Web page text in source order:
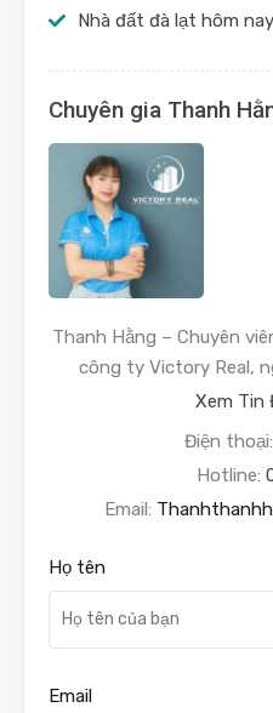
Nhà đất đà lạt hôm nay
Chuyên gia Thanh
Thanh Hằng – Chuyên
công ty Victory Real,
Xem Tin
Điện thoại:
Hotline:
Email:
Họ tên
Email